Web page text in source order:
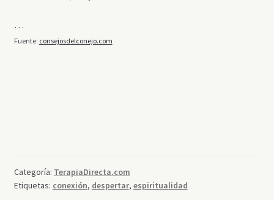
…
Fuente: consejosdelconejo.com
Categoría: TerapiaDirecta.com
Etiquetas: conexión, despertar, espiritualidad